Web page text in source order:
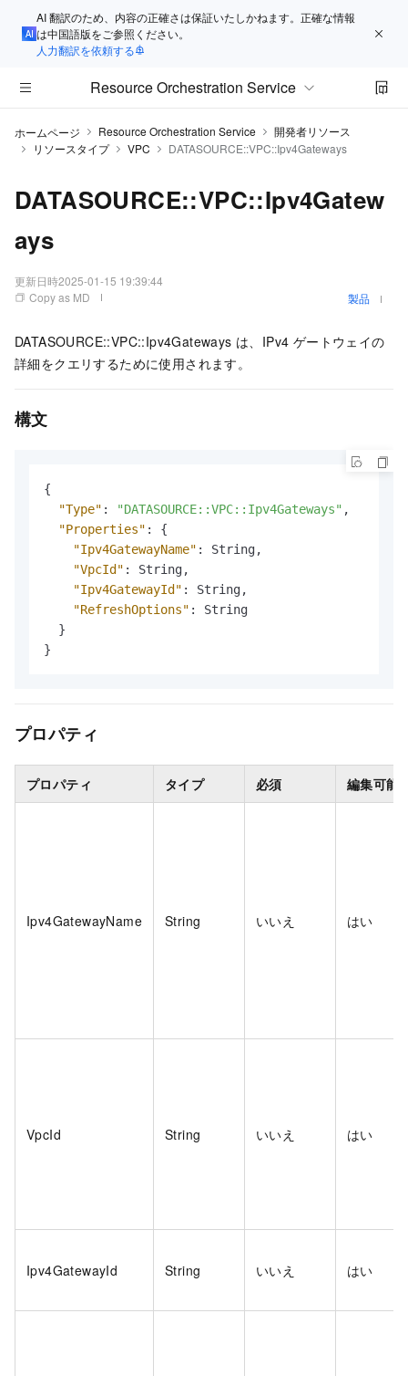
AI 翻訳のため、内容の正確さは保証いたしかねます。正確な情報
は中国語版をご参照ください。
人力翻訳を依頼する
Resource Orchestration Service
ホームページ Resource Orchestration Service
開発者リソース
リソースタイプ
VPC DATASOURCE::VPC::Ipv4Gateways
DATASOURCE::VPC::Ipv4Gatew
ays
更新日時2025-01-15 19:39:44
Copy as MD
製品
DATASOURCE::VPC::Ipv4Gateways は、IPv4 ゲートウェイの
詳細をクエリするために使用されます。
構文
{
"Type" : "DATASOURCE::VPC::Ipv4Gateways" ,
"Properties" :
{
"Ipv4GatewayName" : String,
"VpcId" : String,
"Ipv4GatewayId" : String,
"RefreshOptions" :
String
}
}
プロパティ
プロパティ タイプ 必須 編集可能
Ipv4GatewayName String いいえ はい
VpcId String いいえ はい
Ipv4GatewayId String いいえ はい